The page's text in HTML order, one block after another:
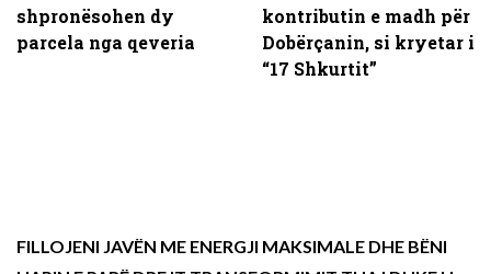
shpronësohen dy
parcela nga qeveria
kontributin e madh për
Dobërçanin, si kryetar i
“17 Shkurtit”
FILLOJENI JAVËN ME ENERGJI MAKSIMALE DHE BËNI